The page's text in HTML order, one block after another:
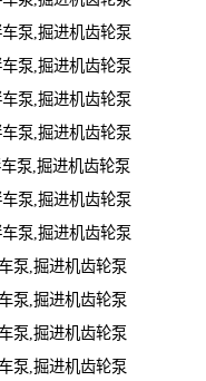
车泵,掘进机齿轮泵
车泵,掘进机齿轮泵
车泵,掘进机齿轮泵
车泵,掘进机齿轮泵
车泵,掘进机齿轮泵
车泵,掘进机齿轮泵
车泵,掘进机齿轮泵
泵,掘进机齿轮泵
泵,掘进机齿轮泵
泵,掘进机齿轮泵
泵,掘进机齿轮泵